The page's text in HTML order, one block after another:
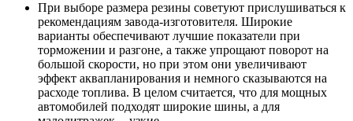
При выборе размера резины советуют прислушиваться к
рекомендациям завода-изготовителя. Широкие
варианты обеспечивают лучшие показатели при
торможении и разгоне, а также упрощают поворот на
большой скорости, но при этом они увеличивают
эффект аквапланирования и немного сказываются на
расходе топлива. В целом считается, что для мощных
автомобилей подходят широкие шины, а для